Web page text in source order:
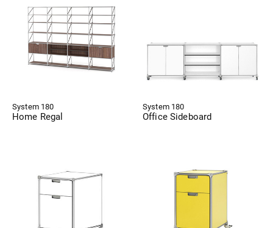
System 180
Home Regal
System 180
Office Sideboard